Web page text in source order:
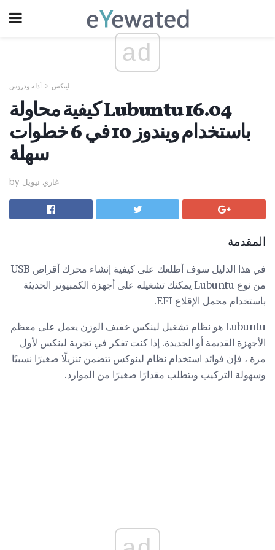
ad
لينكس أدلة ودروس
كيفية محاولة Lubuntu 16.04
باستخدام ويندوز 10 في 6 خطوات
سهلة
by غاري نيويل
المقدمة
في هذا الدليل سوف أطلعك على كيفية إنشاء محرك أقراص USB
من نوع Lubuntu يمكنك تشغيله على أجهزة الكمبيوتر الحديثة
باستخدام محمل الإقلاع EFI.
Lubuntu هو نظام تشغيل لينكس خفيف الوزن يعمل على معظم
الأجهزة القديمة أو الجديدة. إذا كنت تفكر في تجربة لينكس لأول
مرة ، فإن فوائد استخدام نظام لينوكس تتضمن تنزيلًا صغيرًا نسبيًا
وسهولة التركيب ويتطلب مقدارًا صغيرًا من الموارد.